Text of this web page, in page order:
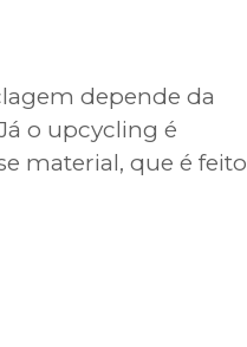
depende da
o upcycling é
material, que é feito